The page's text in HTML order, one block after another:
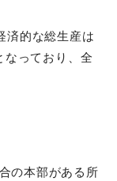
済的な総生産は
なっており、全
の本部がある所